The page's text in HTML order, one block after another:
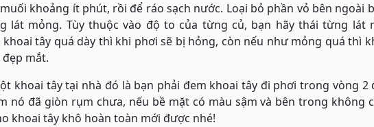
khoảng ít phút, rồi để ráo sạch nước. Loại bỏ phần vỏ bên ngoài
lát mỏng. Tùy thuộc vào độ to của từng củ, bạn hãy thái từng lát
tây quá dày thì khi phơi sẽ bị hỏng, còn nếu như mỏng quá thì
mắt.
khoai tây tại nhà đó là bạn phải đem khoai tây đi phơi trong vòng 2
nó đã giòn rụm chưa, nếu bề mặt có màu sậm và bên trong không
khoai tây khô hoàn toàn mới được nhé!